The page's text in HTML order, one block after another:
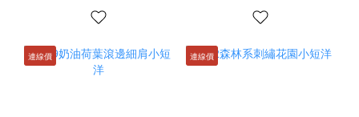
連線價 連線價